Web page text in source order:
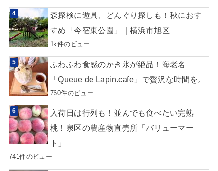
森探検に遊具、どんぐり探しも！秋におす
すめ「今宿東公園」｜横浜市旭区
1k件のビュー
ふわふわ食感のかき氷が絶品！海老名
「Queue de Lapin.cafe」で贅沢な時間を。
760件のビュー
入荷日は行列も！並んでも食べたい完熟
桃！泉区の農産物直売所「バリューマー
ト」
741件のビュー